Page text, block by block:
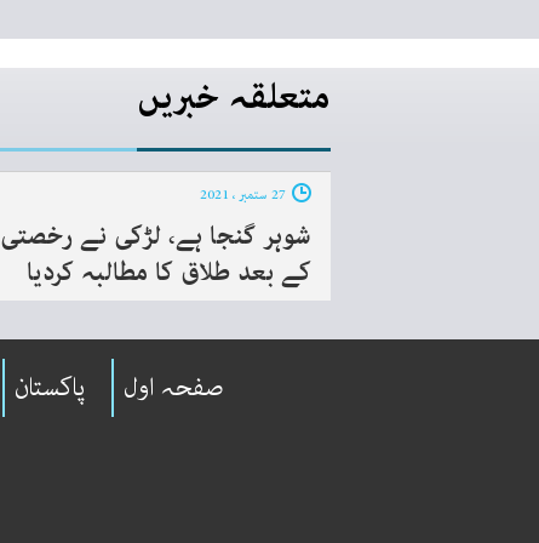
متعلقہ خبریں
شوہر گنجا ہے، لڑکی نے رخصتی
کے بعد طلاق کا مطالبہ کردیا
صفحہ اول پاکستان